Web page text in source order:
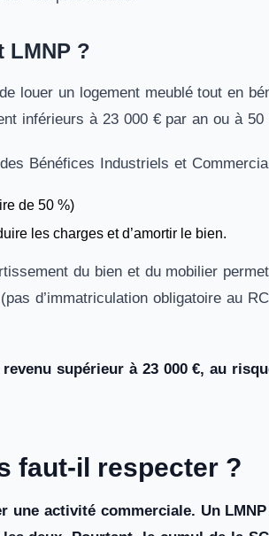
LMNP ?
louer un logement meublé tout en
inférieurs à 23 000 € par an ou à
Bénéfices Industriels et
de 50 %)
les charges et d’amortir le bien.
du bien et du mobilier
d’immatriculation obligatoire au
supérieur à 23 000 €, au
faut-il respecter ?
une activité commerciale. Un